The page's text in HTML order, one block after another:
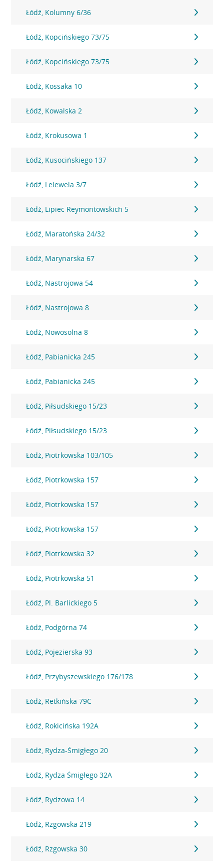
Łódź, Kolumny 6/36
Łódź, Kopcińskiego 73/75
Łódź, Kopcińskiego 73/75
Łódź, Kossaka 10
Łódź, Kowalska 2
Łódź, Krokusowa 1
Łódź, Kusocińskiego 137
Łódź, Lelewela 3/7
Łódź, Lipiec Reymontowskich 5
Łódź, Maratońska 24/32
Łódź, Marynarska 67
Łódź, Nastrojowa 54
Łódź, Nastrojowa 8
Łódź, Nowosolna 8
Łódź, Pabianicka 245
Łódź, Pabianicka 245
Łódź, Piłsudskiego 15/23
Łódź, Piłsudskiego 15/23
Łódź, Piotrkowska 103/105
Łódź, Piotrkowska 157
Łódź, Piotrkowska 157
Łódź, Piotrkowska 157
Łódź, Piotrkowska 32
Łódź, Piotrkowska 51
Łódź, Pl. Barlickiego 5
Łódź, Podgórna 74
Łódź, Pojezierska 93
Łódź, Przybyszewskiego 176/178
Łódź, Retkińska 79C
Łódź, Rokicińska 192A
Łódź, Rydza-Śmigłego 20
Łódź, Rydza Śmigłego 32A
Łódź, Rydzowa 14
Łódź, Rzgowska 219
Łódź, Rzgowska 30